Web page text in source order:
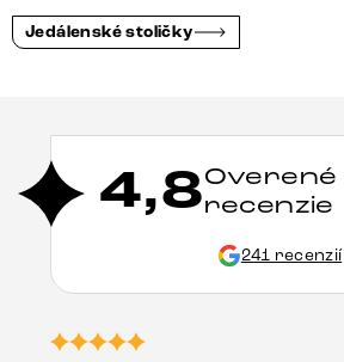
Jedálenské stoličky
4,8Overené
recenzie
241 recenzií